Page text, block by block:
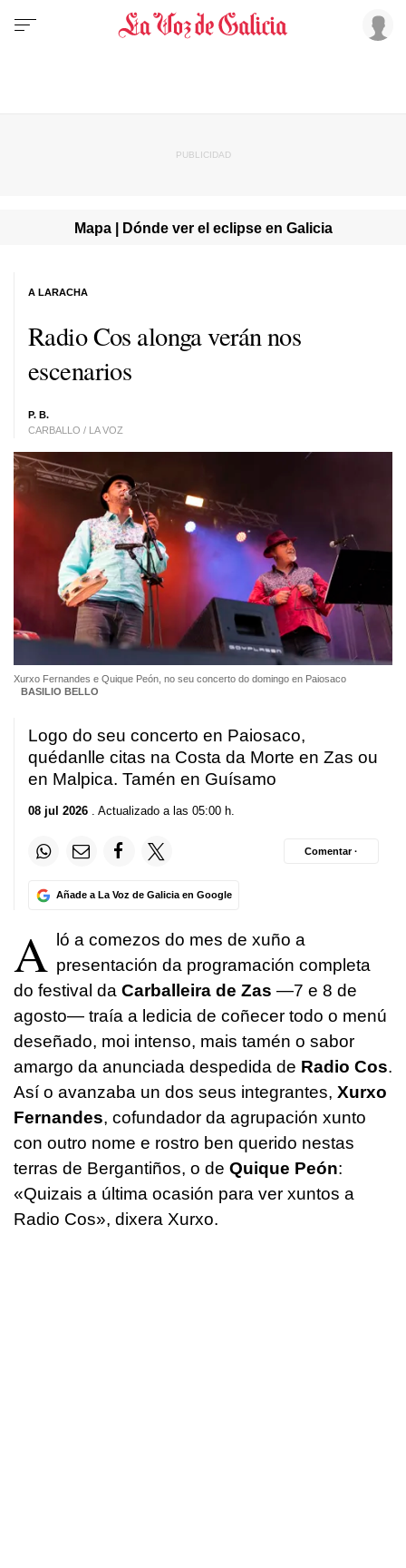
Mapa | Dónde ver el eclipse en Galicia
Radio Cos alonga verán nos
escenarios
P. B.
CARBALLO / LA VOZ
A LARACHA
Xurxo Fernandes e Quique Peón, no seu concerto do domingo en Paiosaco
BASILIO BELLO
Logo do seu concerto en Paiosaco,
quédanlle citas na Costa da Morte en Zas ou
en Malpica. Tamén en Guísamo
08 jul 2026 . Actualizado a las 05:00 h.
Añade a La Voz de Galicia en Google
Comentar ·
A
ló a comezos do mes de xuño a
presentación da programación completa
do festival da Carballeira de Zas —7 e 8 de
agosto— traía a ledicia de coñecer todo o menú
deseñado, moi intenso, mais tamén o sabor
amargo da anunciada despedida de Radio Cos.
Así o avanzaba un dos seus integrantes, Xurxo
Fernandes, cofundador da agrupación xunto
con outro nome e rostro ben querido nestas
terras de Bergantiños, o de Quique Peón:
«Quizais a última ocasión para ver xuntos a
Radio Cos», dixera Xurxo.